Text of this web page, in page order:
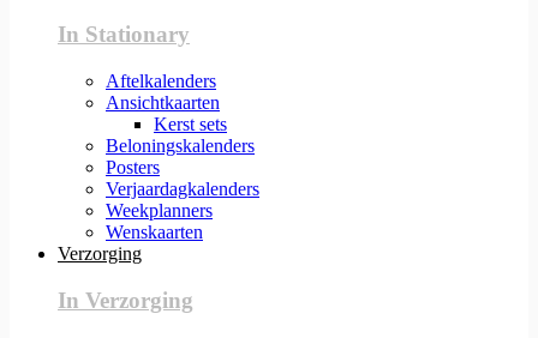
In Stationary
Aftelkalenders
Ansichtkaarten
Kerst sets
Beloningskalenders
Posters
Verjaardagkalenders
Weekplanners
Wenskaarten
Verzorging
In Verzorging